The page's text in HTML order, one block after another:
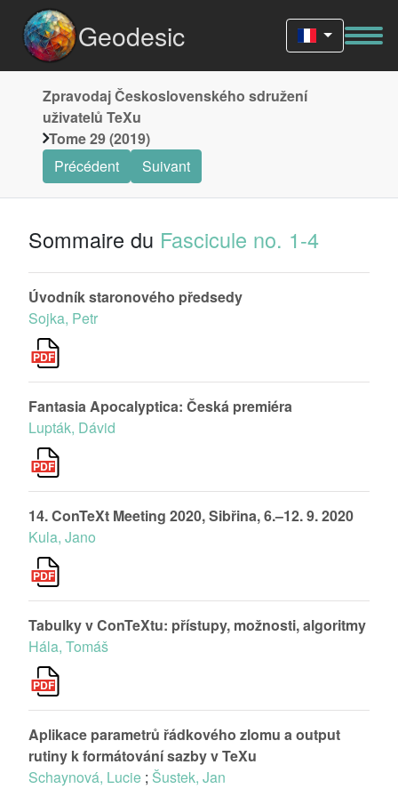
Geodesic
Zpravodaj Československého sdružení
uživatelů TeXu
Tome 29 (2019)
Précédent
Suivant
Sommaire du Fascicule no. 1-4
Úvodník staronového předsedy
Sojka, Petr
Fantasia Apocalyptica: Česká premiéra
Lupták, Dávid
14. ConTeXt Meeting 2020, Sibřina, 6.–12. 9. 2020
Kula, Jano
Tabulky v ConTeXtu: přístupy, možnosti, algoritmy
Hála, Tomáš
Aplikace parametrů řádkového zlomu a output
rutiny k formátování sazby v TeXu
Schaynová, Lucie ; Šustek, Jan